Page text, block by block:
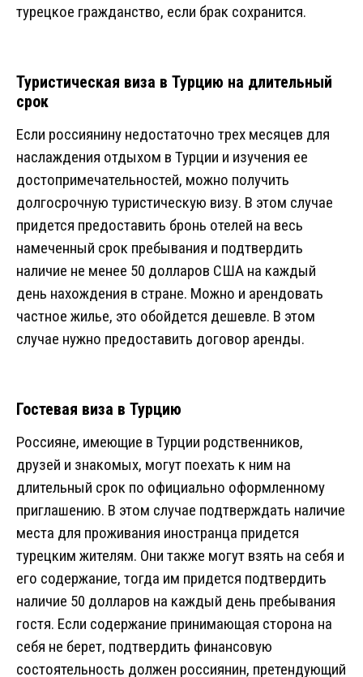
турецкое гражданство, если брак сохранится.
Туристическая виза в Турцию на длительный
срок
Если россиянину недостаточно трех месяцев для
наслаждения отдыхом в Турции и изучения ее
достопримечательностей, можно получить
долгосрочную туристическую визу. В этом случае
придется предоставить бронь отелей на весь
намеченный срок пребывания и подтвердить
наличие не менее 50 долларов США на каждый
день нахождения в стране. Можно и арендовать
частное жилье, это обойдется дешевле. В этом
случае нужно предоставить договор аренды.
Гостевая виза в Турцию
Россияне, имеющие в Турции родственников,
друзей и знакомых, могут поехать к ним на
длительный срок по официально оформленному
приглашению. В этом случае подтверждать наличие
места для проживания иностранца придется
турецким жителям. Они также могут взять на себя и
его содержание, тогда им придется подтвердить
наличие 50 долларов на каждый день пребывания
гостя. Если содержание принимающая сторона на
себя не берет, подтвердить финансовую
состоятельность должен россиянин, претендующий